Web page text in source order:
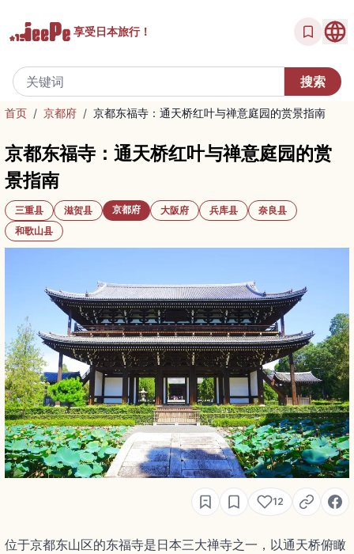
享受日本旅行！
首页 / 京都府 / 京都东福寺：通天桥红叶与禅意庭园的赏景指南
京都东福寺：通天桥红叶与禅意庭园的赏
景指南
三重县 滋贺县 京都府 大阪府 兵库县
奈良县
和歌山县
12
位于京都东山区的东福寺是日本三大禅寺之一，以通天桥俯瞰